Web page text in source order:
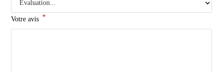
Votre avis *